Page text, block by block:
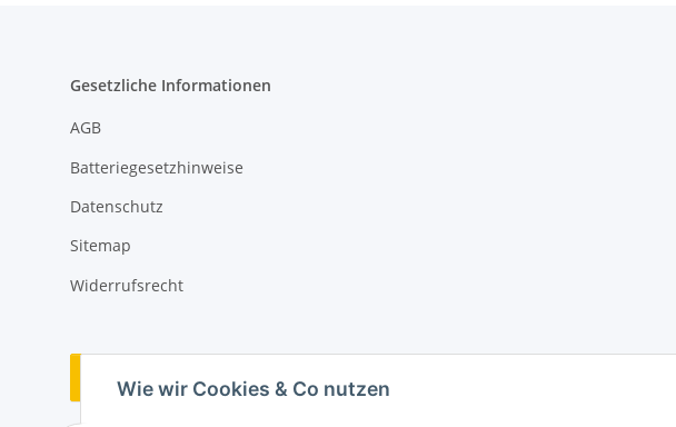
Wie wir Cookies & Co nutzen
Gesetzliche Informationen
AGB
Batteriegesetzhinweise
Datenschutz
Sitemap
Widerrufsrecht
Vertrag widerrufen